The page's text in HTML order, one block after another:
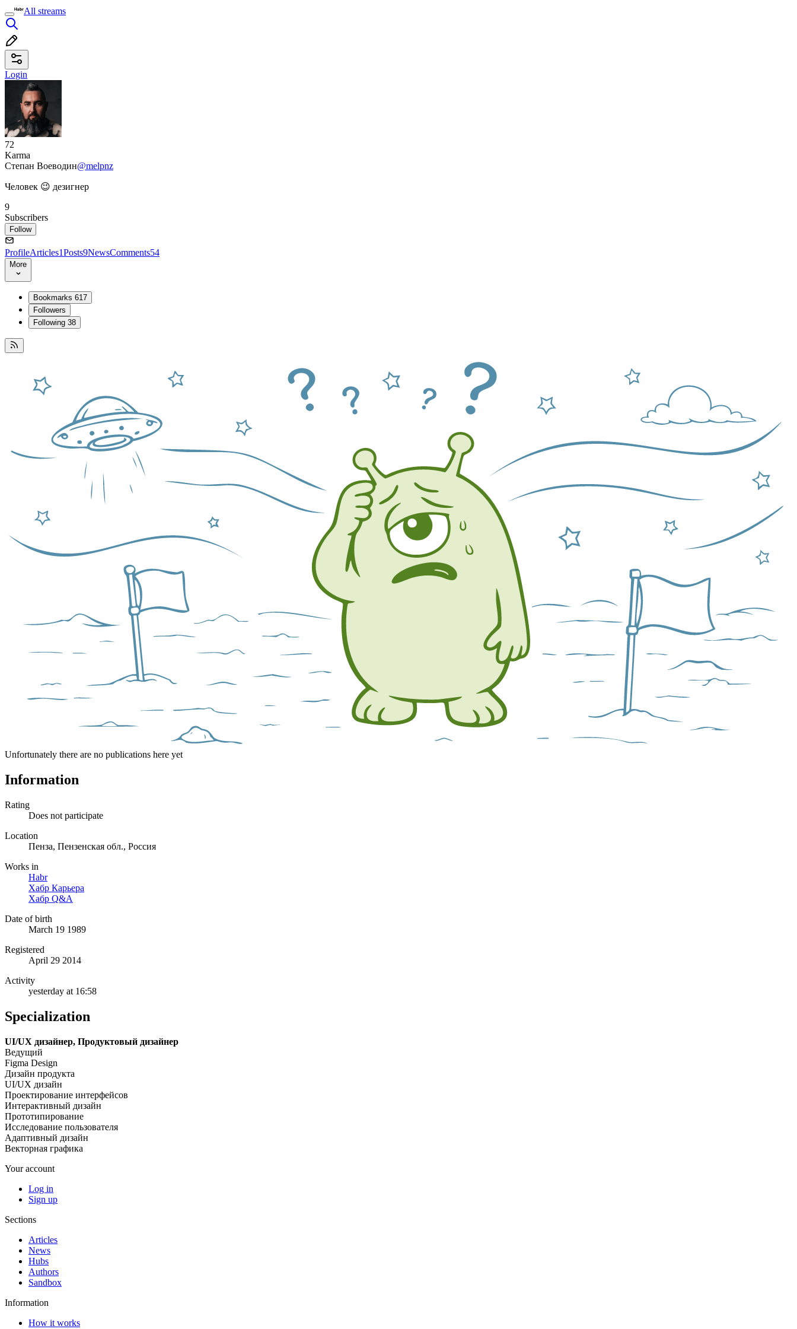
All streams
Login
72
Karma
Степан Воеводин@melpnz
Человек 😉 дезигнер
9
Subscribers
Follow
ProfileArticles1Posts9NewsComments54
More
Bookmarks 617
Followers
Following 38
Unfortunately there are no publications here yet
Information
Rating
Does not participate
Location
Пенза, Пензенская обл., Россия
Works in
Habr
Хабр Карьера
Хабр Q&A
Date of birth
March 19 1989
Registered
April 29 2014
Activity
yesterday at 16:58
Specialization
UI/UX дизайнер, Продуктовый дизайнер
Ведущий
Figma Design
Дизайн продукта
UI/UX дизайн
Проектирование интерфейсов
Интерактивный дизайн
Прототипирование
Исследование пользователя
Адаптивный дизайн
Векторная графика
Your account
Log in
Sign up
Sections
Articles
News
Hubs
Authors
Sandbox
Information
How it works